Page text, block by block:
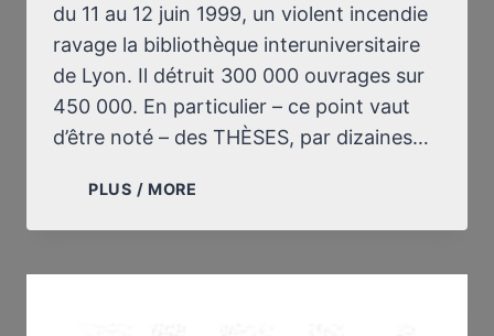
du 11 au 12 juin 1999, un violent incendie
ravage la bibliothèque interuniversitaire
de Lyon. Il détruit 300 000 ouvrages sur
450 000. En particulier – ce point vaut
d’être noté – des THÈSES, par dizaines…
PLUS / MORE
BRÛLE